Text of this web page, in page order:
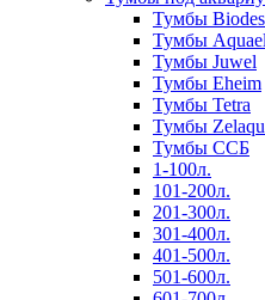
Тумбы
Тумбы Aquael
Тумбы Juwel
Тумбы Eheim
Тумбы Tetra
Тумбы
Тумбы ССБ
1-100л.
101-200л.
201-300л.
301-400л.
401-500л.
501-600л.